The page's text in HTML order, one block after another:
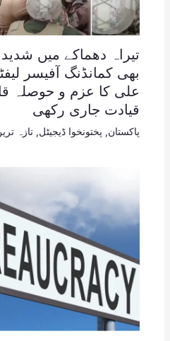
تیراہ دھماکے میں
بھی کمانڈنگ آفیسر
علی کا عزم و حوصلہ
قیادت جاری رکھی
پاکستان پختونخوا ڈیجیٹل تازہ